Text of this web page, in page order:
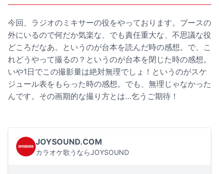
今回、ラジオのミキサーの役をやっております。ブースの
外にいるので何だか気楽な、でも責任重大な、不思議な役
どころだなあ。というのが台本を読んだ時の感想。で、こ
れどうやって撮るの？というのが台本を閉じた時の感想。
いや1日でこの撮影量は絶対無理でしょ！というのがスケ
ジュール表をもらった時の感想。でも、無理じゃなかった
んです。その画期的な撮り方とは…乞うご期待！
JOYSOUND.COM
カラオケ歌うならJOYSOUND